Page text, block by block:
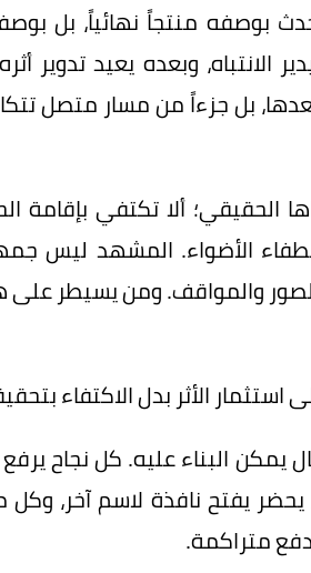
بوصفه منتجاً نهائياً، بل
الانتباه، وبعده يعيد تدوير
بل جزءاً من مسار متصل
ألا تكتفي بإقامة
الأضواء. المشهد ليس
والمواقف. ومن يسيطر على
الأثر بدل الاكتفاء
يمكن البناء عليه. كل نجاح
يفتح نافذة لاسم آخر،
متراكمة.